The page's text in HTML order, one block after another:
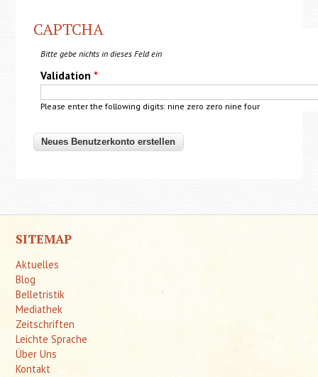
CAPTCHA
Bitte gebe nichts in dieses Feld ein
Validation *
Please enter the following digits: nine zero zero nine four
SITEMAP
Aktuelles
Blog
Belletristik
Mediathek
Zeitschriften
Leichte Sprache
Über Uns
Kontakt